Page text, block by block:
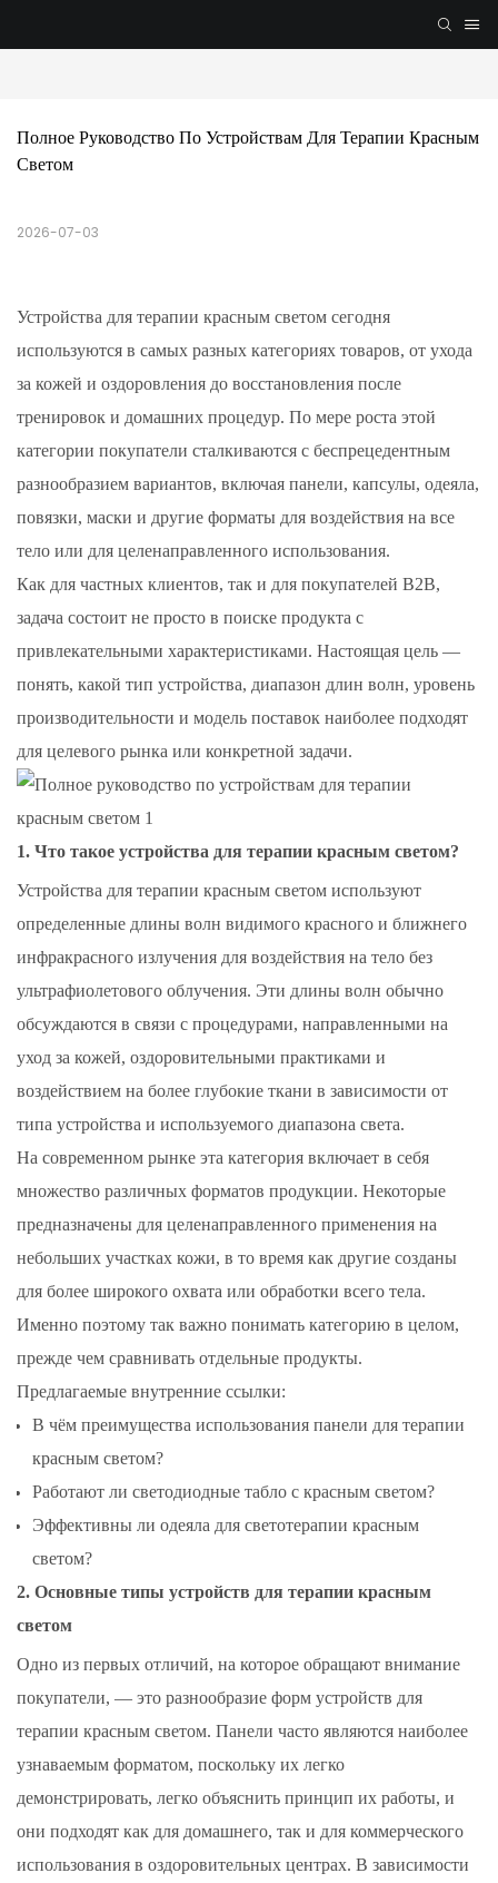
Полное Руководство По Устройствам Для Терапии Красным
Светом
2026-07-03
Устройства для терапии красным светом сегодня
используются в самых разных категориях товаров, от ухода
за кожей и оздоровления до восстановления после
тренировок и домашних процедур. По мере роста этой
категории покупатели сталкиваются с беспрецедентным
разнообразием вариантов, включая панели, капсулы, одеяла,
повязки, маски и другие форматы для воздействия на все
тело или для целенаправленного использования.
Как для частных клиентов, так и для покупателей B2B,
задача состоит не просто в поиске продукта с
привлекательными характеристиками. Настоящая цель —
понять, какой тип устройства, диапазон длин волн, уровень
производительности и модель поставок наиболее подходят
для целевого рынка или конкретной задачи.
1. Что такое устройства для терапии красным светом?
Устройства для терапии красным светом используют
определенные длины волн видимого красного и ближнего
инфракрасного излучения для воздействия на тело без
ультрафиолетового облучения. Эти длины волн обычно
обсуждаются в связи с процедурами, направленными на
уход за кожей, оздоровительными практиками и
воздействием на более глубокие ткани в зависимости от
типа устройства и используемого диапазона света.
На современном рынке эта категория включает в себя
множество различных форматов продукции. Некоторые
предназначены для целенаправленного применения на
небольших участках кожи, в то время как другие созданы
для более широкого охвата или обработки всего тела.
Именно поэтому так важно понимать категорию в целом,
прежде чем сравнивать отдельные продукты.
Предлагаемые внутренние ссылки:
В чём преимущества использования панели для терапии
красным светом?
Работают ли светодиодные табло с красным светом?
Эффективны ли одеяла для светотерапии красным
светом?
2. Основные типы устройств для терапии красным
светом
Одно из первых отличий, на которое обращают внимание
покупатели, — это разнообразие форм устройств для
терапии красным светом. Панели часто являются наиболее
узнаваемым форматом, поскольку их легко
демонстрировать, легко объяснить принцип их работы, и
они подходят как для домашнего, так и для коммерческого
использования в оздоровительных центрах. В зависимости